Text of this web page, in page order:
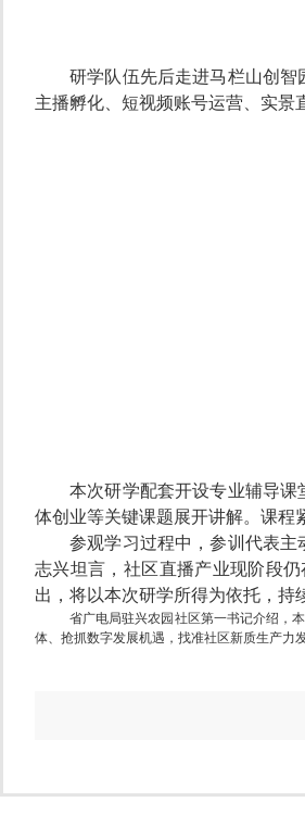
研学队伍先后走进马栏山创
主播孵化、短视频账号运营、实景
本次研学配套开设专业辅导
体创业等关键课题展开讲解。课程
参观学习过程中，参训代表
志兴坦言，社区直播产业现阶段
出，将以本次研学所得为依托，持
省广电局驻兴农园社区第一书记介绍，
体、抢抓数字发展机遇，找准社区新质生产力